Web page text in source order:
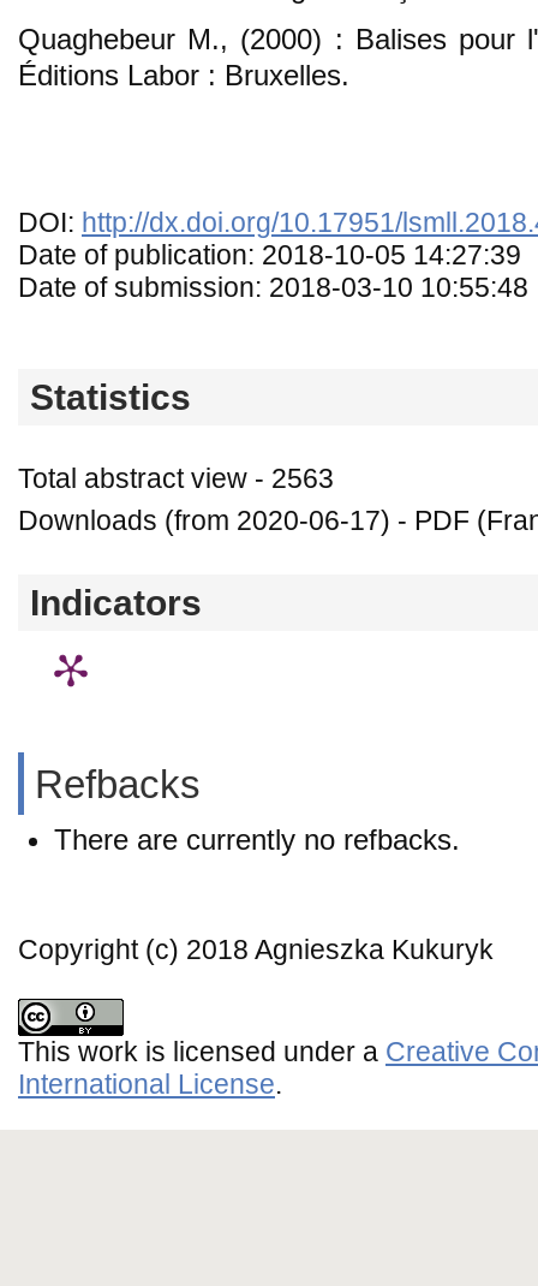
Quaghebeur M., (2000) : Balises pour
Éditions Labor : Bruxelles.
DOI: http://dx.doi.org/10.17951/
Date of publication: 2018-10-05 14:27:39
Date of submission: 2018-03-10 10:55:48
Statistics
Total abstract view - 2563
Downloads (from 2020-06-17) - PDF
Indicators
Refbacks
There are currently no refbacks.
Copyright (c) 2018 Agnieszka Kukuryk
This work is licensed under a Creative
International License.